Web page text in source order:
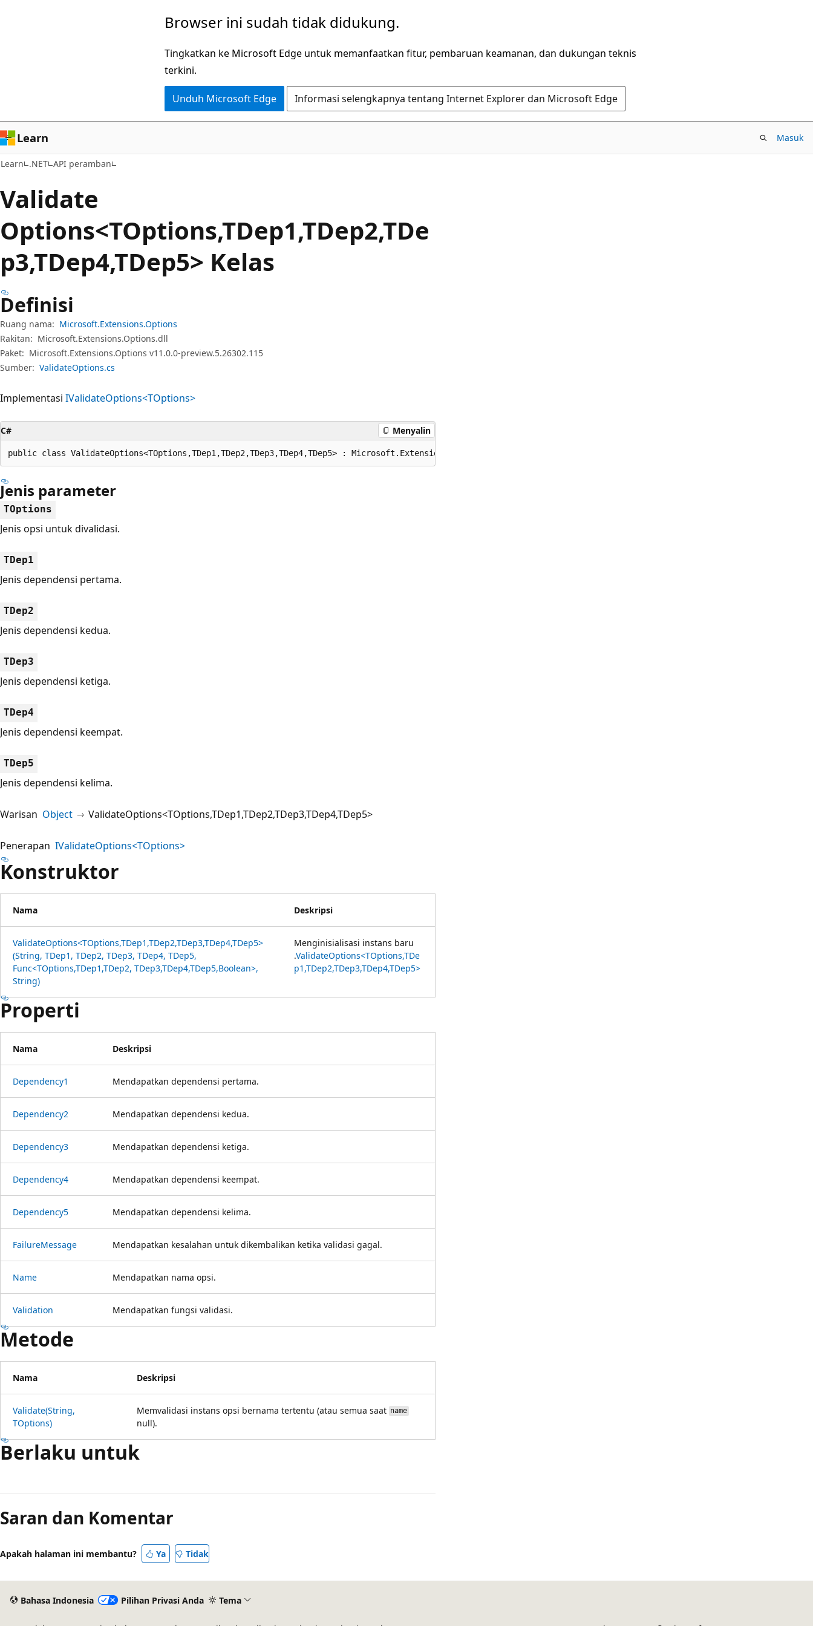
Browser ini sudah tidak didukung.
Tingkatkan ke Microsoft Edge untuk memanfaatkan fitur, pembaruan keamanan, dan dukungan teknis
terkini.
Unduh Microsoft Edge Informasi selengkapnya tentang Internet Explorer dan Microsoft Edge
Learn Masuk
Learn .NET API peramban
Validate
Options<TOptions,TDep1,TDep2,TDe
p3,TDep4,TDep5> Kelas
Definisi
Ruang nama: Microsoft.Extensions.Options
Rakitan: Microsoft.Extensions.Options.dll
Paket: Microsoft.Extensions.Options v11.0.0-preview.5.26302.115
Sumber: ValidateOptions.cs
Implementasi IValidateOptions<TOptions>
C# Menyalin
public class ValidateOptions<TOptions,TDep1,TDep2,TDep3,TDep4,TDep5> : Microsoft.Extensions.Options.IValidateOptions<TOptions> where TOptions : class
Jenis parameter
TOptions
Jenis opsi untuk divalidasi.
TDep1
Jenis dependensi pertama.
TDep2
Jenis dependensi kedua.
TDep3
Jenis dependensi ketiga.
TDep4
Jenis dependensi keempat.
TDep5
Jenis dependensi kelima.
Warisan Object ValidateOptions<TOptions,TDep1,TDep2,TDep3,TDep4,TDep5>
Penerapan IValidateOptions<TOptions>
Konstruktor
Nama Deskripsi
ValidateOptions<TOptions,TDep1,TDep2,TDep3,TDep4,TDep5>
(String, TDep1, TDep2, TDep3, TDep4, TDep5,
Func<TOptions,TDep1,TDep2, TDep3,TDep4,TDep5,Boolean>,
String)
Menginisialisasi instans baru
.ValidateOptions<TOptions,TDe
p1,TDep2,TDep3,TDep4,TDep5>
Properti
Nama Deskripsi
Dependency1 Mendapatkan dependensi pertama.
Dependency2 Mendapatkan dependensi kedua.
Dependency3 Mendapatkan dependensi ketiga.
Dependency4 Mendapatkan dependensi keempat.
Dependency5 Mendapatkan dependensi kelima.
FailureMessage Mendapatkan kesalahan untuk dikembalikan ketika validasi gagal.
Name Mendapatkan nama opsi.
Validation Mendapatkan fungsi validasi.
Metode
Nama Deskripsi
Validate(String,
TOptions)
Memvalidasi instans opsi bernama tertentu (atau semua saat name
null).
Berlaku untuk
baca
dinonaktifkan
Saran dan Komentar
Apakah halaman ini membantu? Ya Tidak
Bahasa Indonesia Pilihan Privasi Anda Tema